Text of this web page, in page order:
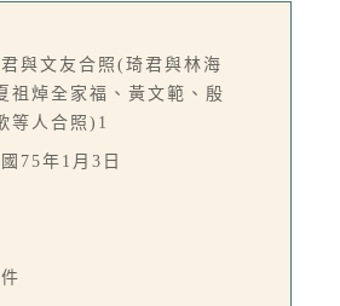
與文友合照(琦君與林海
祖焯全家福、黃文範、殷
等人合照)1
75年1月3日